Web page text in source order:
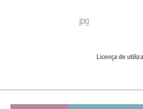
.jpg
Licença de